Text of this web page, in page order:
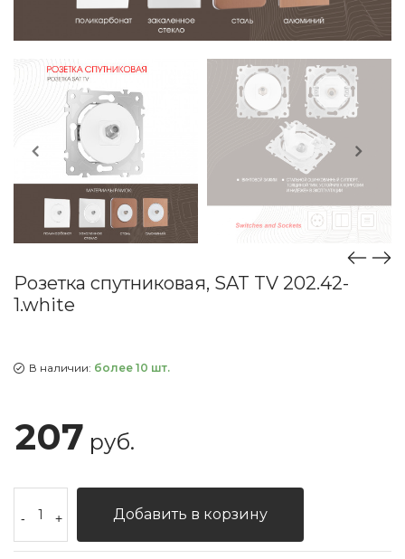
Розетка спутниковая, SAT TV 202.42-
1.white
В наличии: более 10 шт.
207 руб.
- + Добавить в корзину